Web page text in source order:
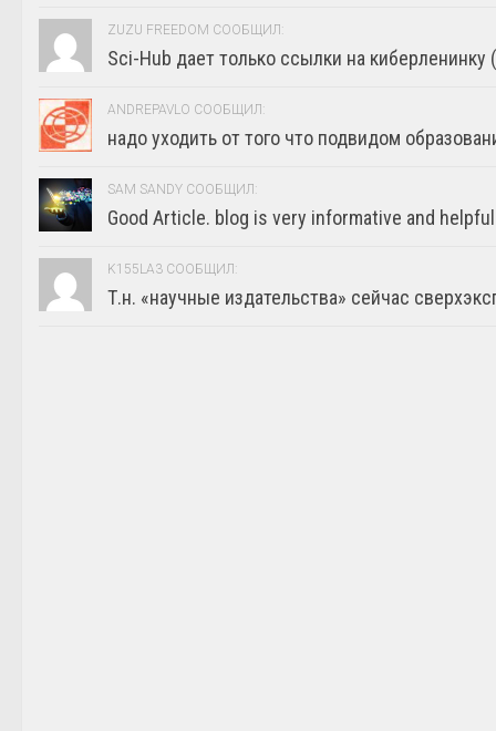
ZUZU FREEDOM СООБЩИЛ:
Sci-Hub дает только ссылки на киберленинку
ANDREPAVLO СООБЩИЛ:
надо уходить от того что подвидом
SAM SANDY СООБЩИЛ:
Good Article. blog is very informative and helpful
K155LA3 СООБЩИЛ:
Т.н. «научные издательства» сейчас